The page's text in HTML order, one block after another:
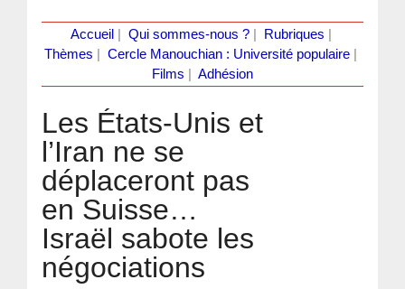
Accueil Qui sommes-nous ?| Rubriques
Thèmes
Cercle Manouchian : Université populaire
Films
Adhésion
Les États-Unis et
l’Iran ne se
déplaceront pas
en Suisse…
Israël sabote les
négociations